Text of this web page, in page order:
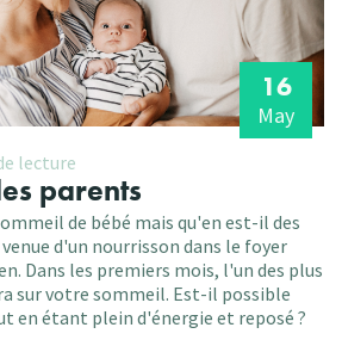
16
May
lecture
parents
de bébé mais qu'en est-il des
d'un nourrisson dans le foyer
Dans les premiers mois, l'un des plus
sur votre sommeil. Est-il possible
en étant plein d'énergie et reposé ?